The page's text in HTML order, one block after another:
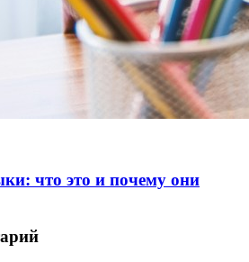
что это и почему они